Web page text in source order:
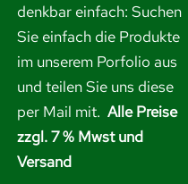
denkbar einfach: Suchen
Sie einfach die Produkte
im unserem Porfolio aus
und teilen Sie uns diese
per Mail mit. Alle Preise
zzgl. 7 % Mwst und
Versand